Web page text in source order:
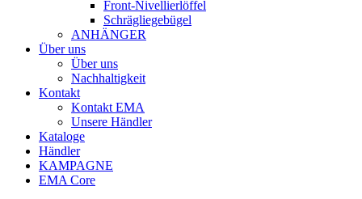
Front-Nivellierlöffel
Schrägliegebügel
ANHÄNGER
Über uns
Über uns
Nachhaltigkeit
Kontakt
Kontakt EMA
Unsere Händler
Kataloge
Händler
KAMPAGNE
EMA Core